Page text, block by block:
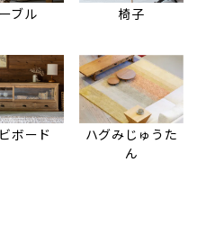
ブル 椅子
ボード
ハグみじゅうた
ん